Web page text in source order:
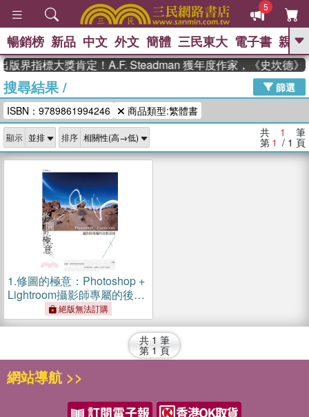
5
GO
高希均教授回憶錄
、 The Odyssey 、 父親節 、 如果歷
史是一群喵 、
獎 臺灣漫遊錄 、 方念華 、 台灣的李
登輝時代
數學女孩：黎曼猜想 、
偉大的迷走神經
暢銷榜 新品 中文 外文 簡體 三民東大 電子書 親子
版界指標大獎肯定！A.F. Steadman 獲年度作家，《史坎德》
搜尋結果/
篩選
ISBN：9789861994246
商品類型:繁體書
顯示 排序 共 1 筆
第 1 / 1 頁
1.修圖的極意：Photoshop +
Lightroom攝影師專屬的後製
絕版無法訂購
共 1 筆
第 1 頁
網站導航 >>